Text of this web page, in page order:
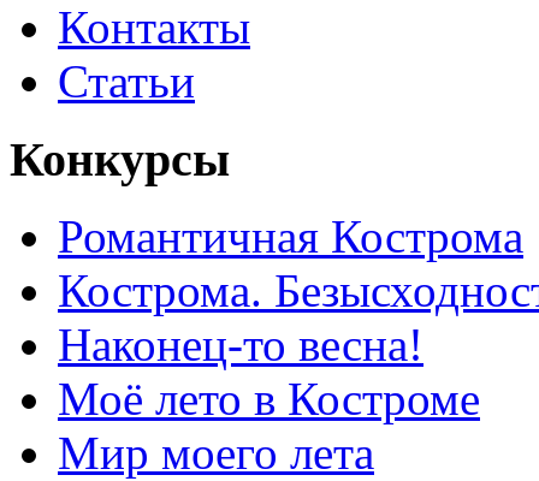
Контакты
Статьи
Конкурсы
Романтичная Кострома
Кострома.
Наконец-то весна!
Моё лето в Костроме
Мир моего лета